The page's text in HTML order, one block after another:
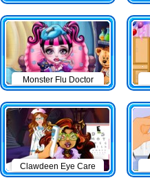
Monster Flu Doctor
Clawdeen Eye Care